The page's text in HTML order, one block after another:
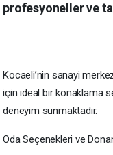
profesyoneller ve
Kocaeli’nin sanayi
için ideal bir konaklama
deneyim sunmaktadır.
Oda Seçenekleri ve